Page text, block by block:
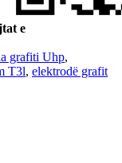
e
grafiti Uhp,
T3l, elektrodë grafit